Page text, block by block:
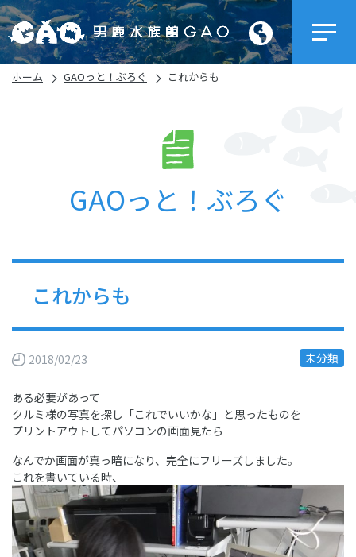
ホーム GAOっと！ぶろぐ これからも
GAOっと！ぶろぐ
これからも
2018/02/23 未分類
ある必要があって
クルミ様の写真を探し「これでいいかな」と思ったものを
プリントアウトしてパソコンの画面見たら
なんでか画面が真っ暗になり、完全にフリーズしました。
これを書いている時、